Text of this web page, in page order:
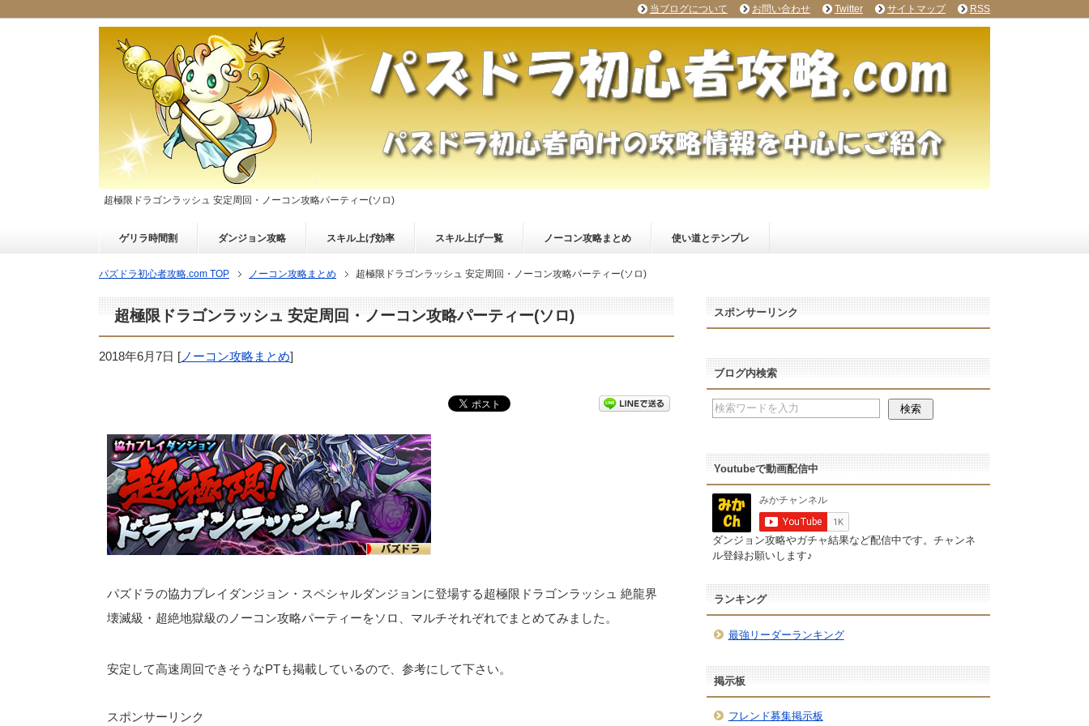
超極限ドラゴンラッシュ 安定周回・ノーコン攻略パーティー(ソロ)
ゲリラ時間割 ダンジョン攻略 スキル上げ効率 スキル上げ一覧 ノーコン攻略まとめ 使い道とテンプレ
パズドラ初心者攻略.com TOP ノーコン攻略まとめ 超極限ドラゴンラッシュ 安定周回・ノーコン攻略パーティー(ソロ)
超極限ドラゴンラッシュ 安定周回・ノーコン攻略パーティー(ソロ)
2018年6月7日 [ノーコン攻略まとめ]
パズドラの協力プレイダンジョン・スペシャルダンジョンに登場する超極限ドラゴンラッシュ 絶龍界
壊滅級・超絶地獄級のノーコン攻略パーティーをソロ、マルチそれぞれでまとめてみました。
安定して高速周回できそうなPTも掲載しているので、参考にして下さい。
スポンサーリンク
スポンサーリンク
ブログ内検索
Youtubeで動画配信中
ダンジョン攻略やガチャ結果など配信中です。チャンネ
ル登録お願いします♪
ランキング
最強リーダーランキング
掲示板
フレンド募集掲示板
当ブログについて お問い合わせ Twitter サイトマップ RSS